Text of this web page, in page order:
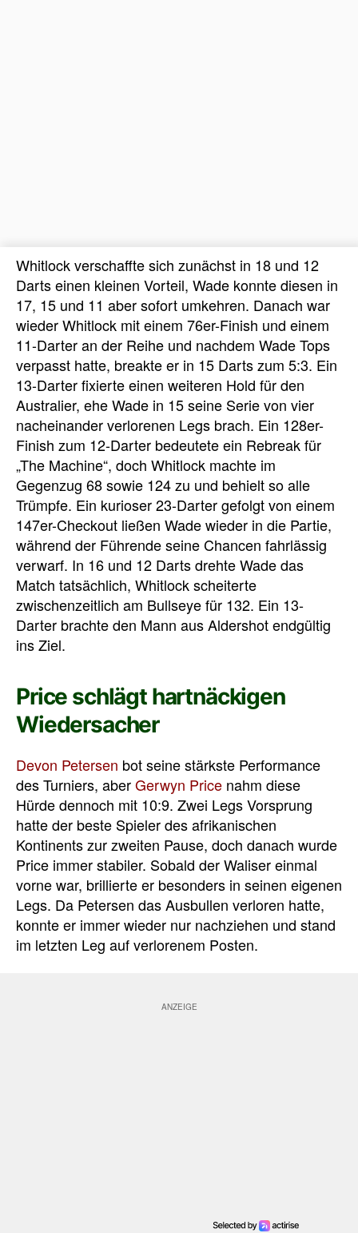
Whitlock verschaffte sich zunächst in 18 und 12
Darts einen kleinen Vorteil, Wade konnte diesen in
17, 15 und 11 aber sofort umkehren. Danach war
wieder Whitlock mit einem 76er-Finish und einem
11-Darter an der Reihe und nachdem Wade Tops
verpasst hatte, breakte er in 15 Darts zum 5:3. Ein
13-Darter fixierte einen weiteren Hold für den
Australier, ehe Wade in 15 seine Serie von vier
nacheinander verlorenen Legs brach. Ein 128er-
Finish zum 12-Darter bedeutete ein Rebreak für
„The Machine“, doch Whitlock machte im
Gegenzug 68 sowie 124 zu und behielt so alle
Trümpfe. Ein kurioser 23-Darter gefolgt von einem
147er-Checkout ließen Wade wieder in die Partie,
während der Führende seine Chancen fahrlässig
verwarf. In 16 und 12 Darts drehte Wade das
Match tatsächlich, Whitlock scheiterte
zwischenzeitlich am Bullseye für 132. Ein 13-
Darter brachte den Mann aus Aldershot endgültig
ins Ziel.
Price schlägt hartnäckigen
Wiedersacher
Devon Petersen bot seine stärkste Performance
des Turniers, aberGerwyn Price nahm diese
Hürde dennoch mit 10:9. Zwei Legs Vorsprung
hatte der beste Spieler des afrikanischen
Kontinents zur zweiten Pause, doch danach wurde
Price immer stabiler. Sobald der Waliser einmal
vorne war, brillierte er besonders in seinen eigenen
Legs. Da Petersen das Ausbullen verloren hatte,
konnte er immer wieder nur nachziehen und stand
im letzten Leg auf verlorenem Posten.